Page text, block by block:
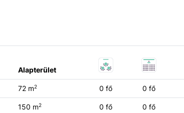
Alapterület
72 m2 0 fő 0 fő
150 m2 0 fő 0 fő